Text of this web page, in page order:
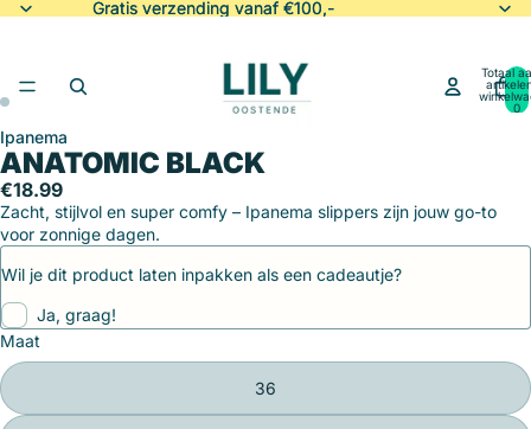
Gratis verzending vanaf €100,-
Gratis verzending vanaf €100,-
Totaal
0
Afbeelding
openen
in
volledig
scherm
Afbeelding
openen
in
volledig
scherm
Ipanema
ANATOMIC BLACK
€18.99
Zacht, stijlvol en super comfy – Ipanema slippers zijn jouw go-to
voor zonnige dagen.
Wil je dit product laten inpakken als een cadeautje?
Ja, graag!
Maat
36